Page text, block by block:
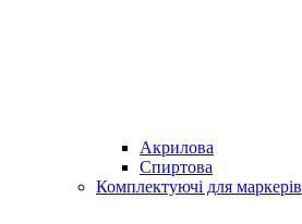
Акрилова
Спиртова
Комплектуючі для маркерів